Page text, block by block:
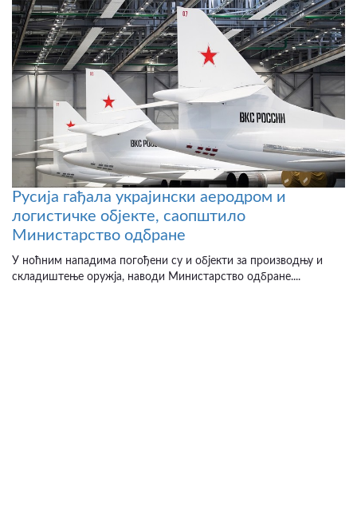
Русија гађала украјински аеродром и
логистичке објекте, саопштило
Министарство одбране
У ноћним нападима погођени су и објекти за производњу и
складиштење оружја, наводи Министарство одбране....